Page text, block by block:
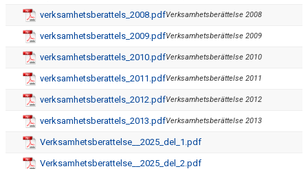
verksamhetsberattels_2008.pdfVerksamhetsberättelse 2008
verksamhetsberattels_2009.pdfVerksamhetsberättelse 2009
verksamhetsberattels_2010.pdfVerksamhetsberättelse 2010
verksamhetsberattels_2011.pdfVerksamhetsberättelse 2011
verksamhetsberattels_2012.pdfVerksamhetsberättelse 2012
verksamhetsberattels_2013.pdfVerksamhetsberättelse 2013
Verksamhetsberattelse__2025_del_1.pdf
Verksamhetsberattelse__2025_del_2.pdf